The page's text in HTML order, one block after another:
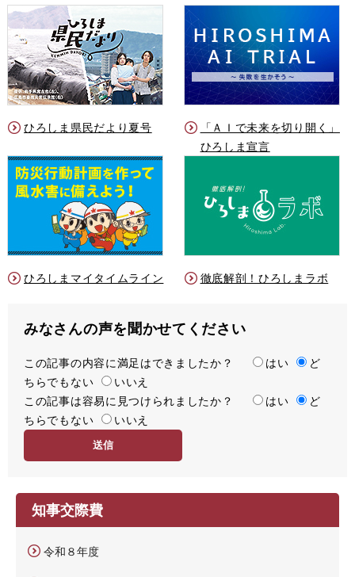
ひろしま県民だより夏号
「ＡＩで未来を切り開く」
ひろしま宣言
ひろしまマイタイムライン 徹底解剖！ひろしまラボ
みなさんの声を聞かせてください
満
足
度
この記事の内容に満足はできましたか？ はい
ど
ちらでもない
いいえ
容
易
この記事は容易に見つけられましたか？ はい
ど
ちらでもない
いいえ
知事交際費
令和８年度